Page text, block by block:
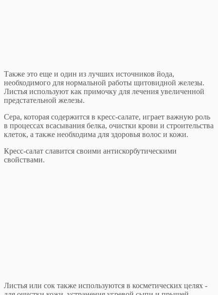
Также это еще и один из лучших источников йода,
необходимого для нормальной работы щитовидной железы.
Листья используют как примочку для лечения увеличенной
предстательной железы.
Сера, которая содержится в кресс-салате, играет важную роль
в процессах всасывания белка, очистки крови и строительства
клеток, а также необходима для здоровья волос и кожи.
Кресс-салат славится своими антискорбутическими
свойствами.
Листья или сок также используются в косметических целях -